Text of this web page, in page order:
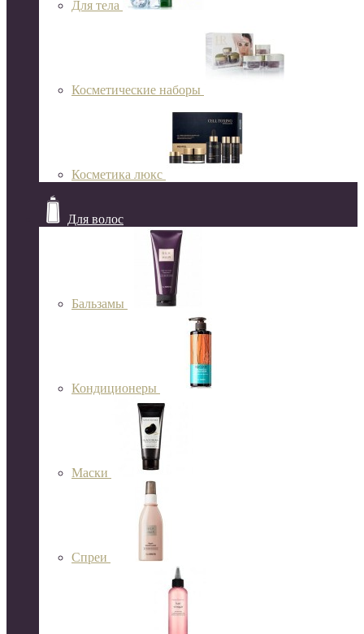
Для тела
Косметические наборы
Косметика люкс
Для волос
Бальзамы
Кондиционеры
Маски
Спреи